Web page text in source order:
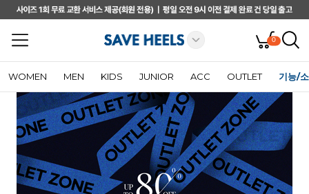
0
WOMEN MEN KIDS JUNIOR ACC OUTLET 기능/